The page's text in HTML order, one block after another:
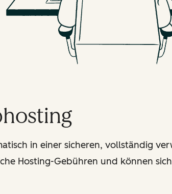
in einer sicheren, vollständig
Hosting-Gebühren und können